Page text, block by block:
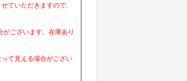
ていただきますので、
ございます。在庫あり
て見える場合がござい